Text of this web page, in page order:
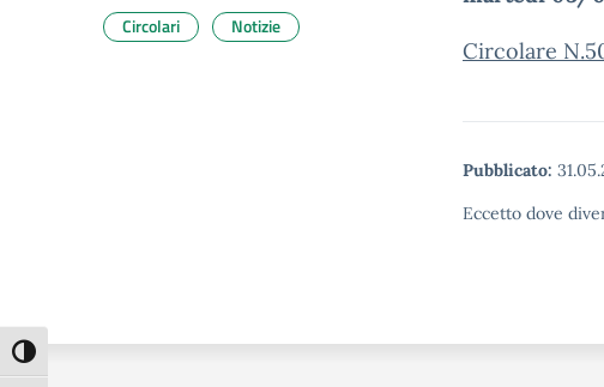
Attiva/disattiva alto contrasto
Circolare
Pubblicato:
Eccetto dove
Circolari Notizie